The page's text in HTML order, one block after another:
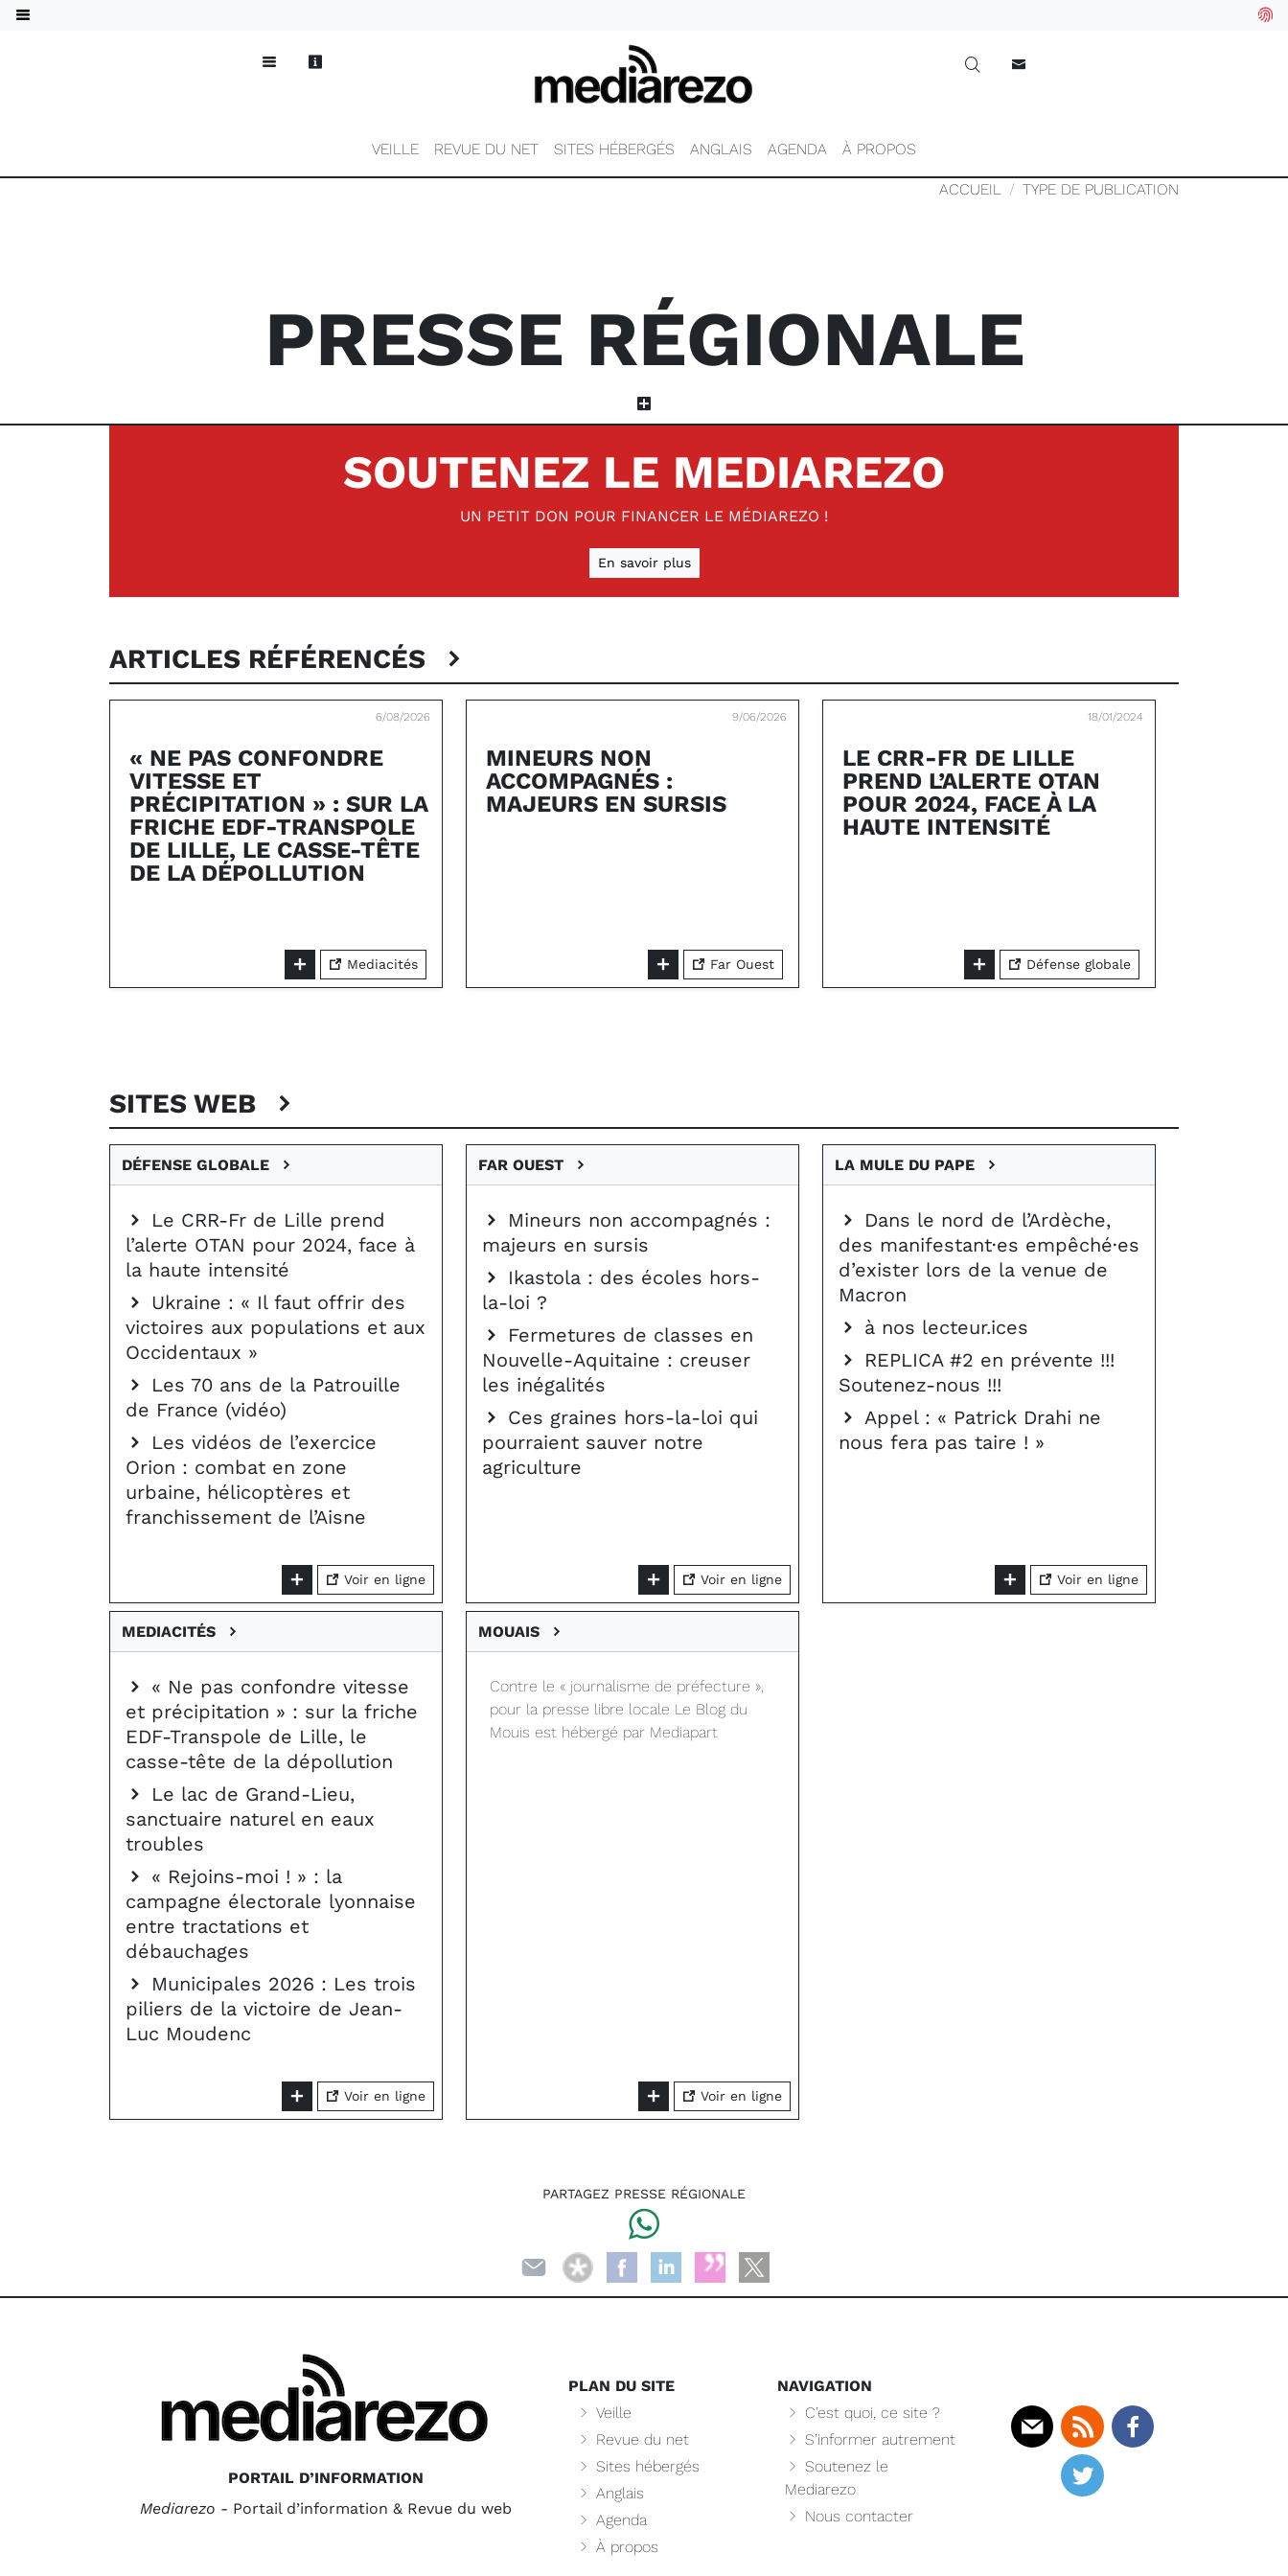
VEILLE REVUE DU NET SITES HÉBERGÉS ANGLAIS AGENDA À PROPOS
ACCUEIL TYPE DE PUBLICATION
PRESSE RÉGIONALE
SOUTENEZ LE MEDIAREZO
UN PETIT DON POUR FINANCER LE MÉDIAREZO !
En savoir plus
ARTICLES RÉFÉRENCÉS
6/08/2026
« NE PAS CONFONDRE
VITESSE ET
PRÉCIPITATION » : SUR LA
FRICHE EDF-TRANSPOLE
DE LILLE, LE CASSE-TÊTE
DE LA DÉPOLLUTION
Mediacités
9/06/2026
MINEURS NON
ACCOMPAGNÉS :
MAJEURS EN SURSIS
Far Ouest
18/01/2024
LE CRR-FR DE LILLE
PREND L’ALERTE OTAN
POUR 2024, FACE À LA
HAUTE INTENSITÉ
Défense globale
SITES WEB
DÉFENSE GLOBALE
Le CRR-Fr de Lille prend
l’alerte OTAN pour 2024, face à
la haute intensité
Ukraine : « Il faut offrir des
victoires aux populations et aux
Occidentaux »
Les 70 ans de la Patrouille
de France (vidéo)
Les vidéos de l’exercice
Orion : combat en zone
urbaine, hélicoptères et
franchissement de l’Aisne
Voir en ligne
FAR OUEST
Mineurs non accompagnés :
majeurs en sursis
Ikastola : des écoles hors-
la-loi ?
Fermetures de classes en
Nouvelle-Aquitaine : creuser
les inégalités
Ces graines hors-la-loi qui
pourraient sauver notre
agriculture
Voir en ligne
LA MULE DU PAPE
Dans le nord de l’Ardèche,
des manifestant·es empêché·es
d’exister lors de la venue de
Macron
à nos lecteur.ices
REPLICA #2 en prévente !!!
Soutenez-nous !!!
Appel : « Patrick Drahi ne
nous fera pas taire ! »
Voir en ligne
MEDIACITÉS
« Ne pas confondre vitesse
et précipitation » : sur la friche
EDF-Transpole de Lille, le
casse-tête de la dépollution
Le lac de Grand-Lieu,
sanctuaire naturel en eaux
troubles
« Rejoins-moi ! » : la
campagne électorale lyonnaise
entre tractations et
débauchages
Municipales 2026 : Les trois
piliers de la victoire de Jean-
Luc Moudenc
Voir en ligne
MOUAIS
Contre le « journalisme de préfecture »,
pour la presse libre locale Le Blog du
Mouis est hébergé par Mediapart
Voir en ligne
PARTAGEZ PRESSE RÉGIONALE
PORTAIL D’INFORMATION
Mediarezo - Portail d’information & Revue du web
PLAN DU SITE
Veille
Revue du net
Sites hébergés
Anglais
Agenda
À propos
NAVIGATION
C’est quoi, ce site ?
S’informer autrement
Soutenez le
Mediarezo
Nous contacter
Rss